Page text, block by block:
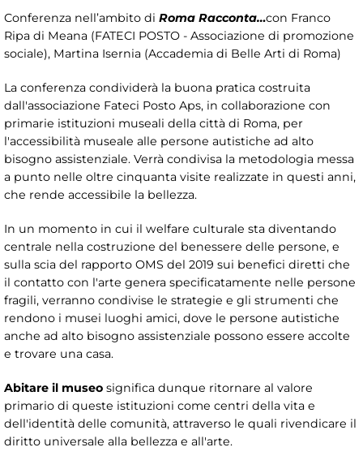
Conferenza nell’ambito di Roma Racconta…con Franco
Ripa di Meana (FATECI POSTO - Associazione di promozione
sociale), Martina Isernia (Accademia di Belle Arti di Roma)
La conferenza condividerà la buona pratica costruita
dall'associazione Fateci Posto Aps, in collaborazione con
primarie istituzioni museali della città di Roma, per
l'accessibilità museale alle persone autistiche ad alto
bisogno assistenziale. Verrà condivisa la metodologia messa
a punto nelle oltre cinquanta visite realizzate in questi anni,
che rende accessibile la bellezza.
In un momento in cui il welfare culturale sta diventando
centrale nella costruzione del benessere delle persone, e
sulla scia del rapporto OMS del 2019 sui benefici diretti che
il contatto con l'arte genera specificatamente nelle persone
fragili, verranno condivise le strategie e gli strumenti che
rendono i musei luoghi amici, dove le persone autistiche
anche ad alto bisogno assistenziale possono essere accolte
e trovare una casa.
Abitare il museo significa dunque ritornare al valore
primario di queste istituzioni come centri della vita e
dell'identità delle comunità, attraverso le quali rivendicare il
diritto universale alla bellezza e all'arte.